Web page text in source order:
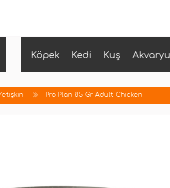
Köpek Kedi Kuş
Pro Plan 85 Gr Adult Chicken